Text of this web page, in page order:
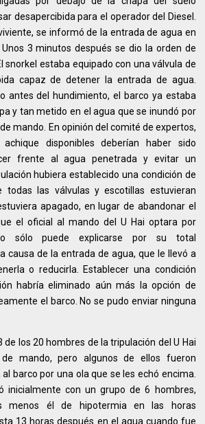
desapercibida para el operador del Diesel.
se informó de la entrada de agua en
3 minutos después se dio la orden de
snorkel estaba equipado con una válvula de
capaz de detener la entrada de agua.
antes del hundimiento, el barco ya estaba
y tan metido en el agua que se inundó por
mando. En opinión del comité de expertos,
disponibles deberían haber sido
frente al agua penetrada y evitar un
hubiera establecido una condición de
todas las válvulas y escotillas estuvieran
apagado, en lugar de abandonar el
el oficial al mando del U Hai optara por
sólo puede explicarse por su total
causa de la entrada de agua, que le llevó a
o reducirla. Establecer una condición
habría eliminado aún más la opción de
el barco. No se pudo enviar ninguna
los 20 hombres de la tripulación del U Hai
mando, pero algunos de ellos fueron
barco por una ola que se les echó encima.
inicialmente con un grupo de 6 hombres,
menos él de hipotermia en las horas
13 horas después en el agua cuando fue